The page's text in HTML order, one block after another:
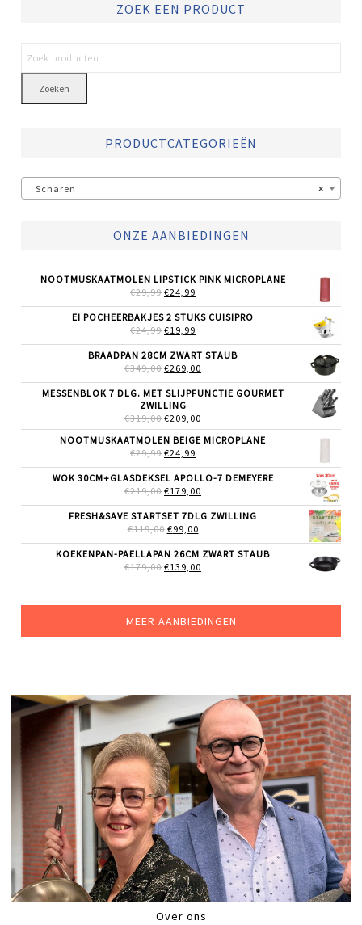
ZOEK EEN PRODUCT
Zoeken
PRODUCTCATEGORIEËN
×
Scharen
ONZE AANBIEDINGEN
NOOTMUSKAATMOLEN LIPSTICK PINK MICROPLANE
€29,99 OORSPRONKELIJKE
WAS:
€29,99.
€24,99
IS:
EI POCHEERBAKJES 2 STUKS CUISIPRO
€24,99 OORSPRONKELIJKE
WAS:
€24,99.
€19,99
IS:
€19,99.
BRAADPAN 28CM ZWART STAUB
€349,00 OORSPRONKELIJKE
WAS:
€349,00.
€269,00
IS:
MESSENBLOK 7 DLG. MET SLIJPFUNCTIE GOURMET
ZWILLING
€319,00 OORSPRONKELIJKE
PRIJS
WAS:
€319,00.
€209,00
PRIJS
IS:
NOOTMUSKAATMOLEN BEIGE MICROPLANE
€29,99 OORSPRONKELIJKE
WAS:
€29,99.
€24,99
IS:
€24,99.
WOK 30CM+GLASDEKSEL APOLLO-7 DEMEYERE
€219,00 OORSPRONKELIJKE
WAS:
€219,00.
€179,00
IS:
FRESH&SAVE STARTSET 7DLG ZWILLING
€119,00 OORSPRONKELIJKE
WAS:
€119,00.
€99,00HUIDIGE
IS:
€99,00.
KOEKENPAN-PAELLAPAN 26CM ZWART STAUB
€179,00 OORSPRONKELIJKE
€139,00
MEER AANBIEDINGEN
Over ons